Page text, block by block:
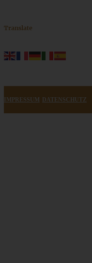
Translate
IMPRESSUM DATENSCHUTZ